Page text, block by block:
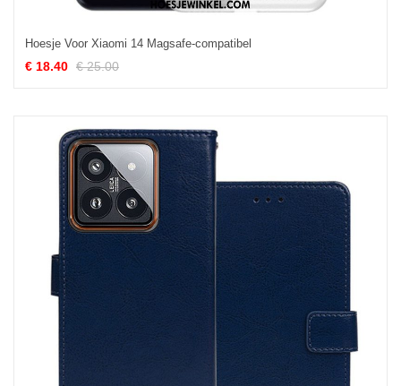
Hoesje Voor Xiaomi 14 Magsafe-compatibel
€ 18.40 € 25.00